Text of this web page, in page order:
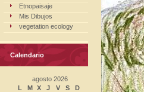
Etnopaisaje
Mis Dibujos
vegetation ecology
Calendario
agosto 2026
L
M X J V S
D